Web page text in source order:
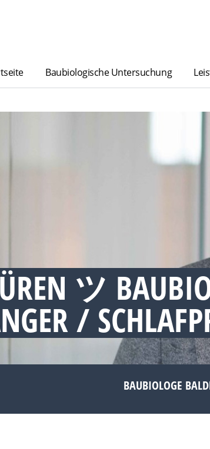
Baubiologische Untersuchung
ツ
/
BAUBIOLOGE